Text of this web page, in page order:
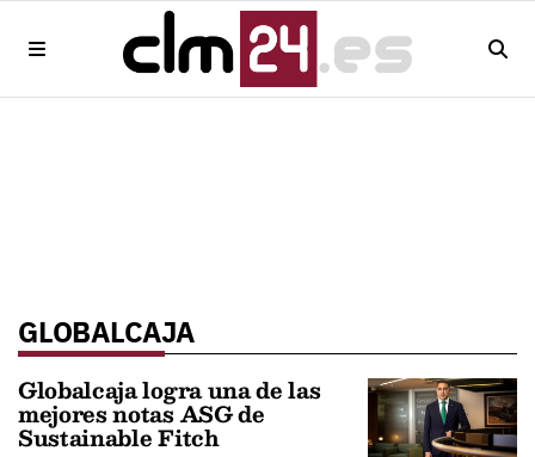
GLOBALCAJA
Globalcaja logra una de las
mejores notas ASG de
Sustainable Fitch